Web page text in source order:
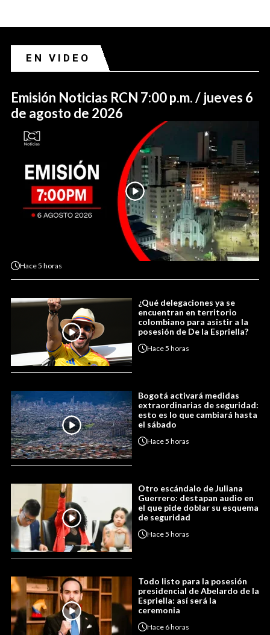
EN VIDEO
Emisión Noticias RCN 7:00 p.m. / jueves 6
de agosto de 2026
Hace5 horas
¿Qué delegaciones ya se
encuentran en territorio
colombiano para asistir a la
posesión de De la Espriella?
Hace5 horas
Bogotá activará medidas
extraordinarias de seguridad:
esto es lo que cambiará hasta
el sábado
Hace5 horas
Otro escándalo de Juliana
Guerrero: destapan audio en
el que pide doblar su esquema
de seguridad
Hace5 horas
Todo listo para la posesión
presidencial de Abelardo de la
Espriella: así será la
ceremonia
Hace 6 horas